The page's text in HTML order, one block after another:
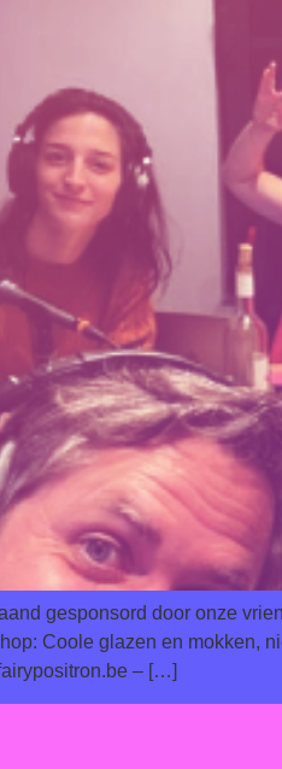
gesponsord door onze
Coole glazen en mokken,
– […]